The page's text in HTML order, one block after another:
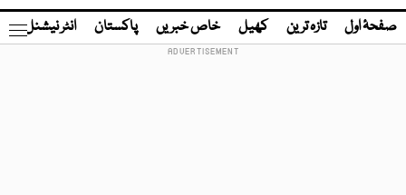
صفحۂ اول تازہ ترین کھیل خاص خبریں پاکستان انٹر نیشنل